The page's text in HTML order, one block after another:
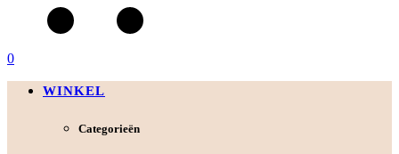
0
WINKEL
Categorieën